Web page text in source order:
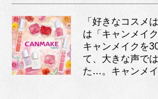
「好きなコスメ
は「キャンメイ
キャンメイクを
て、大きな声で
た…。キャンメ